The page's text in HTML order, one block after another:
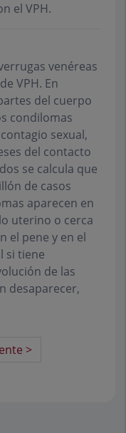
el VPH.
venéreas
VPH. En
del cuerpo
condilomas
sexual,
del contacto
se calcula que
de casos
aparecen en
uterino o cerca
el pene y en el
si tiene
de las
desaparecer,
>